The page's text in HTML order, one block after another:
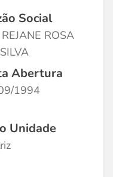
Social
ROSA
Abertura
1994
Unidade